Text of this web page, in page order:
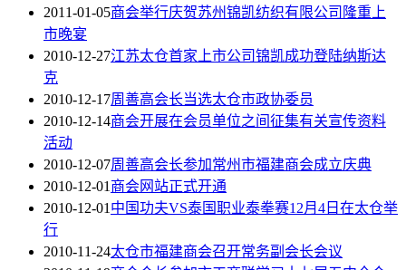
2011-01-05商会举行庆贺苏州锦凯纺织有限公司隆重上
市晚宴
2010-12-27江苏太仓首家上市公司锦凯成功登陆纳斯达
克
2010-12-17周善高会长当选太仓市政协委员
2010-12-14商会开展在会员单位之间征集有关宣传资料
活动
2010-12-07周善高会长参加常州市福建商会成立庆典
2010-12-01商会网站正式开通
2010-12-01中国功夫VS泰国职业泰拳赛12月4日在太仓举
行
2010-11-24太仓市福建商会召开常务副会长会议